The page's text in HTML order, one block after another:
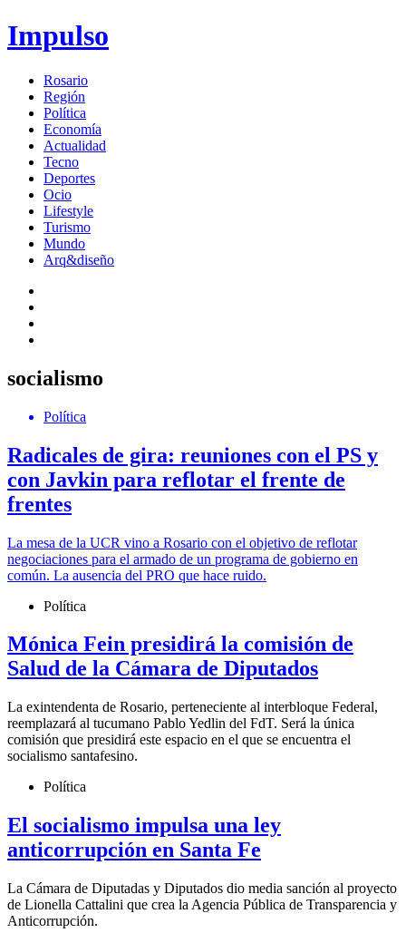
Impulso
Rosario
Región
Política
Economía
Actualidad
Tecno
Deportes
Ocio
Lifestyle
Turismo
Mundo
Arq&diseño
socialismo
Política
Radicales de gira: reuniones con el PS y
con Javkin para reflotar el frente de
frentes
La mesa de la UCR vino a Rosario con el objetivo de reflotar
negociaciones para el armado de un programa de gobierno en
común. La ausencia del PRO que hace ruido.
Política
Mónica Fein presidirá la comisión de
Salud de la Cámara de Diputados
La exintendenta de Rosario, perteneciente al interbloque Federal,
reemplazará al tucumano Pablo Yedlin del FdT. Será la única
comisión que presidirá este espacio en el que se encuentra el
socialismo santafesino.
Política
El socialismo impulsa una ley
anticorrupción en Santa Fe
La Cámara de Diputadas y Diputados dio media sanción al proyecto
de Lionella Cattalini que crea la Agencia Pública de Transparencia y
Anticorrupción.